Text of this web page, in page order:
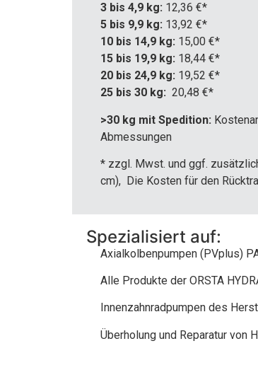
3 bis 4,9 kg: 12,36 €*
5 bis 9,9 kg: 13,92 €*
10 bis 14,9 kg: 15,00 €*
15 bis 19,9 kg: 18,44 €*
20 bis 24,9 kg: 19,52 €*
25 bis 30 kg: 20,48 €*
>30 kg mit Spedition:
Abmessungen
* zzgl. Mwst. und ggf.
cm), Die Kosten für den
Spezialisiert auf:
Axialkolbenpumpen (PVplus)
Alle Produkte der ORSTA
Innenzahnradpumpen des
Überholung und Reparatur von